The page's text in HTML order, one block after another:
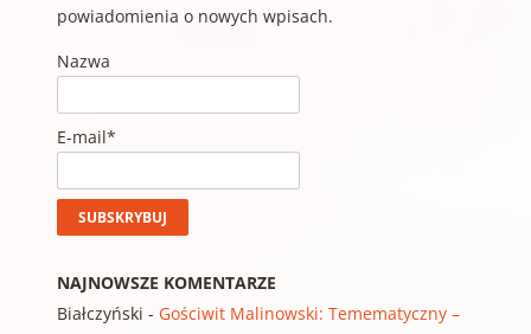
powiadomienia o nowych wpisach.
Nazwa
E-mail*
NAJNOWSZE KOMENTARZE
Białczyński - Gościwit Malinowski: Temematyczny –